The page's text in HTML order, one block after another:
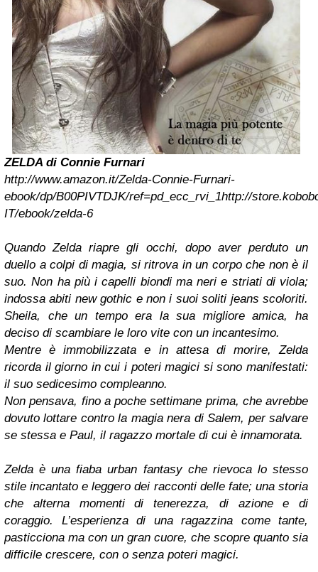
ZELDA di Connie Furnari
http://www.amazon.it/Zelda-Connie-Furnari-
ebook/dp/B00PIVTDJK/ref=pd_ecc_rvi_1http://
IT/ebook/zelda-6
Quando Zelda riapre gli occhi, dopo aver perduto un
duello a colpi di magia, si ritrova in un corpo che non è il
suo. Non ha più i capelli biondi ma neri e striati di viola;
indossa abiti new gothic e non i suoi soliti jeans scoloriti.
Sheila, che un tempo era la sua migliore amica, ha
deciso di scambiare le loro vite con un incantesimo.
Mentre è immobilizzata e in attesa di morire, Zelda
ricorda il giorno in cui i poteri magici si sono manifestati:
il suo sedicesimo compleanno.
Non pensava, fino a poche settimane prima, che avrebbe
dovuto lottare contro la magia nera di Salem, per salvare
se stessa e Paul, il ragazzo mortale di cui è innamorata.
Zelda è una fiaba urban fantasy che rievoca lo stesso
stile incantato e leggero dei racconti delle fate; una storia
che alterna momenti di tenerezza, di azione e di
coraggio. L’esperienza di una ragazzina come tante,
pasticciona ma con un gran cuore, che scopre quanto sia
difficile crescere, con o senza poteri magici.